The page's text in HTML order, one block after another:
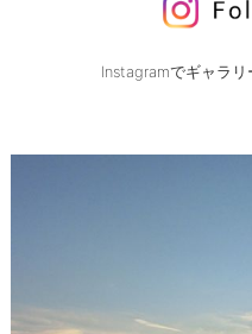
Instagramでギャラリ